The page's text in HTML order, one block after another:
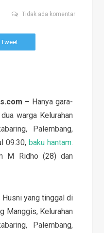
Tidak ada komentar
Tweet
– Hanya gara-
warga Kelurahan
Palembang,
09.30,baku hantam.
M Ridho (28) dan
yang tinggal di
Manggis, Kelurahan
Palembang,